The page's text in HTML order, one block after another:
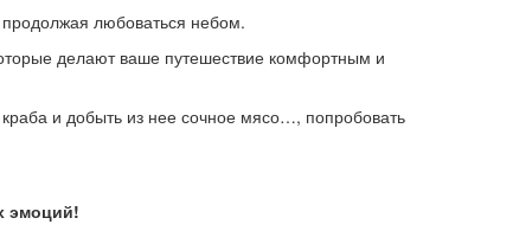
любоваться небом.
делают ваше путешествие комфортным и
и добыть из нее сочное мясо…, попробовать
эмоций!